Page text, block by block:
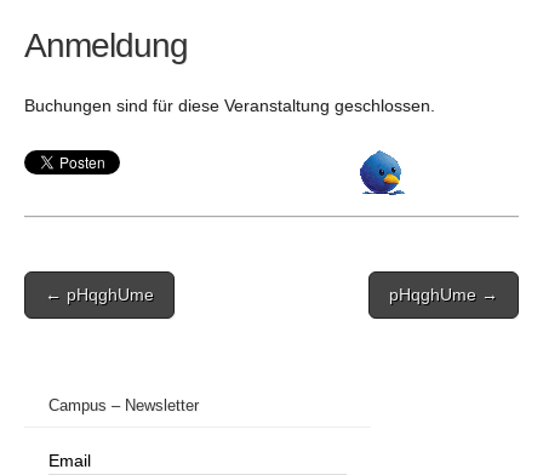
Anmeldung
Buchungen sind für diese Veranstaltung geschlossen.
Post
navigation
← pHqghUme pHqghUme →
Campus – Newsletter
Email